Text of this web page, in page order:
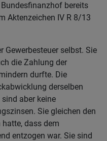
bereits
Aktenzeichen IV R 8/13
Gewerbesteuer selbst. Sie
die Zahlung der
durfte. Die
derselben
aber keine
Sie gleichen den
dass dem
entzogen war. Sie sind